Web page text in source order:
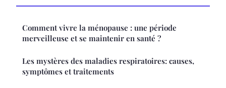
Comment vivre la ménopause : une période
merveilleuse et se maintenir en santé ?
Les mystères des maladies respiratoires: causes,
symptômes et traitements